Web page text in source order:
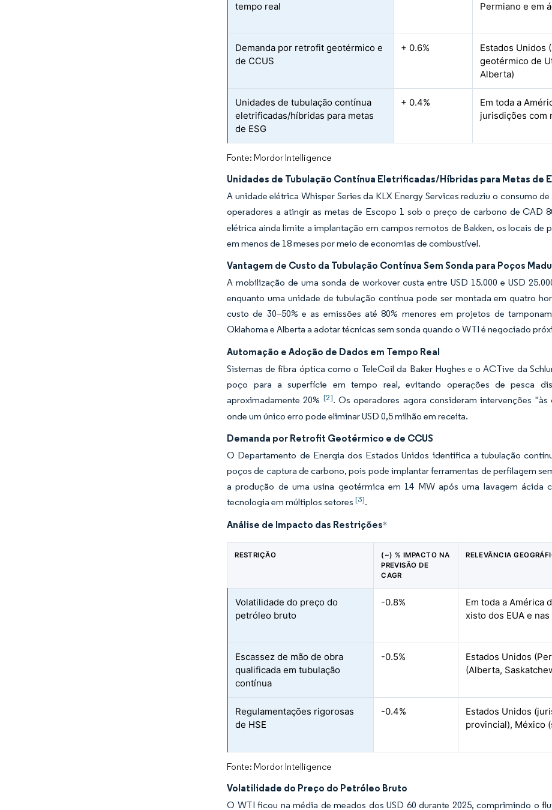
tempo real
Permiano e em
Demanda por retrofit geotérmico e
de CCUS
+ 0.6%
Estados Unidos
geotérmico de
Alberta)
Unidades de tubulação contínua
eletrificadas/híbridas para metas
de ESG
+ 0.4%
Em toda a
jurisdições com
Fonte: Mordor Intelligence
Unidades de Tubulação Contínua Eletrificadas/Híbridas para Metas de
A unidade elétrica Whisper Series da KLX Energy Services reduziu o consumo
operadores a atingir as metas de Escopo 1 sob o preço de carbono de CAD
elétrica ainda limite a implantação em campos remotos de Bakken, os locais
em menos de 18 meses por meio de economias de combustível.
Vantagem de Custo da Tubulação Contínua Sem Sonda para Poços
A mobilização de uma sonda de workover custa entre USD 15.000 e USD
enquanto uma unidade de tubulação contínua pode ser montada em quatro
custo de 30–50% e as emissões até 80% menores em projetos de
Oklahoma e Alberta a adotar técnicas sem sonda quando o WTI é negociado
Automação e Adoção de Dados em Tempo Real
Sistemas de fibra óptica como o TeleCoil da Baker Hughes e o ACTive da
poço para a superfície em tempo real, evitando operações de pesca
aproximadamente 20% [2]. Os operadores agora consideram intervenções
onde um único erro pode eliminar USD 0,5 milhão em receita.
Demanda por Retrofit Geotérmico e de CCUS
O Departamento de Energia dos Estados Unidos identifica a tubulação
poços de captura de carbono, pois pode implantar ferramentas de perfilagem
a produção de uma usina geotérmica em 14 MW após uma lavagem ácida
tecnologia em múltiplos setores[3].
Análise de Impacto das Restrições*
RESTRIÇÃO
(~) % IMPACTO NA
PREVISÃO DE
CAGR
RELEVÂNCIA
Volatilidade do preço do
petróleo bruto
-0.8%
Em toda a América
xisto dos EUA e
Escassez de mão de obra
qualificada em tubulação
contínua
-0.5%
Estados Unidos
(Alberta,
Regulamentações rigorosas
de HSE
-0.4%
Estados Unidos
provincial), México
Fonte: Mordor Intelligence
Volatilidade do Preço do Petróleo Bruto
O WTI ficou na média de meados dos USD 60 durante 2025, comprimindo o